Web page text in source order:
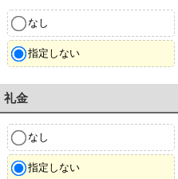
なし
指定しない
礼金
なし
指定しない